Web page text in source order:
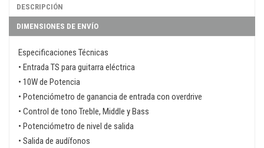
DESCRIPCIÓN
DIMENSIONES DE ENVÍO
Especificaciones Técnicas
• Entrada TS para guitarra eléctrica
• 10W de Potencia
• Potenciómetro de ganancia de entrada con overdrive
• Control de tono Treble, Middle y Bass
• Potenciómetro de nivel de salida
• Salida de audífonos